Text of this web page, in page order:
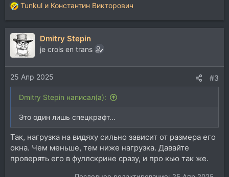
Р
е
а
к
и
и
:
Tunkul и Константин Викторович
Dmitry Stepin
je crois en trans
25 Апр 2025 #3
Dmitry Stepin написал(а):
Это один лишь спецкрафт...
Так, нагрузка на видяху сильно зависит от размера его
окна. Чем меньше, тем ниже нагрузка. Давайте
проверять его в фуллскрине сразу, и про кью так же.